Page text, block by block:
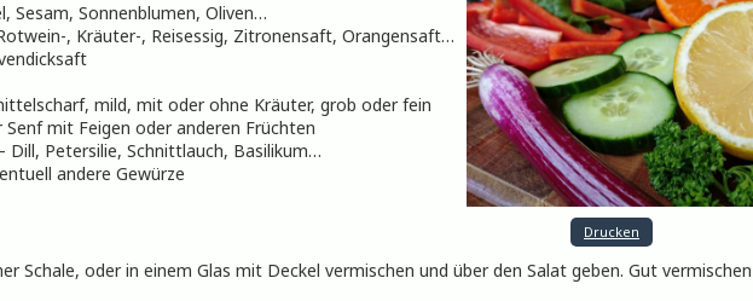
Drucken
Sesam, Sonnenblumen, Oliven…
, Kräuter-, Reisessig, Zitronensaft, Orangensaft…
mild, mit oder ohne Kräuter, grob oder fein
Senf mit Feigen oder anderen Früchten
Dill, Petersilie, Schnittlauch, Basilikum…
andere Gewürze